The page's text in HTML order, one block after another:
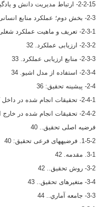
2-2-15- ارتباط مدیریت دانش و یادگیری سازمانی.. 29
2-3- بخش دوم؛ عملکرد منابع انسانی.. 30
2-3-1- تعریف و ماهیت عملکرد شغلی.. 30
2-3-2- ارزیابی عملکرد. 32
2-3-3- منابع ارزیابی عملکرد. 33
2-3-4- استفاده از مدل اشیو. 34
2-4- پیشینه تحقیق: 36
2-4-1- تحقیقات انجام شده در داخل کشور: 37
2-4-2- تحقیقات انجام شده در خارج از کشور: 38
فرضیه اصلی تحقیق.. 40
1-5-2. فرضیههای فرعی تحقیق: 40
3-1. مقدمه. 42
3-2- روش تحقیق.. 42
3-4- متغیرهای تحقیق.. 43
3-3- جامعه آماري.. 44